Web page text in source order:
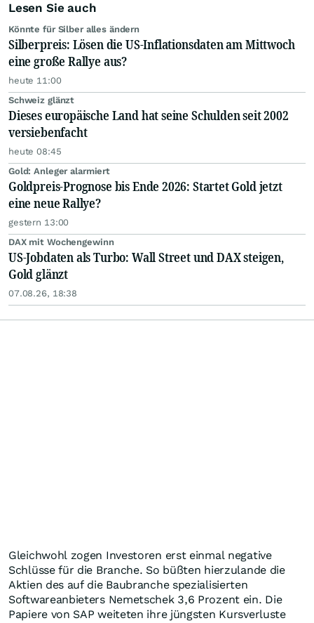
Lesen Sie auch
Könnte für Silber alles ändern
Silberpreis: Lösen die US-Inflationsdaten am Mittwoch
eine große Rallye aus?
heute 11:00
Schweiz glänzt
Dieses europäische Land hat seine Schulden seit 2002
versiebenfacht
heute 08:45
Gold: Anleger alarmiert
Goldpreis-Prognose bis Ende 2026: Startet Gold jetzt
eine neue Rallye?
gestern 13:00
DAX mit Wochengewinn
US-Jobdaten als Turbo: Wall Street und DAX steigen,
Gold glänzt
07.08.26, 18:38
Gleichwohl zogen Investoren erst einmal negative
Schlüsse für die Branche. So büßten hierzulande die
Aktien des auf die Baubranche spezialisierten
Softwareanbieters Nemetschek 3,6 Prozent ein. Die
Papiere von SAP weiteten ihre jüngsten Kursverluste